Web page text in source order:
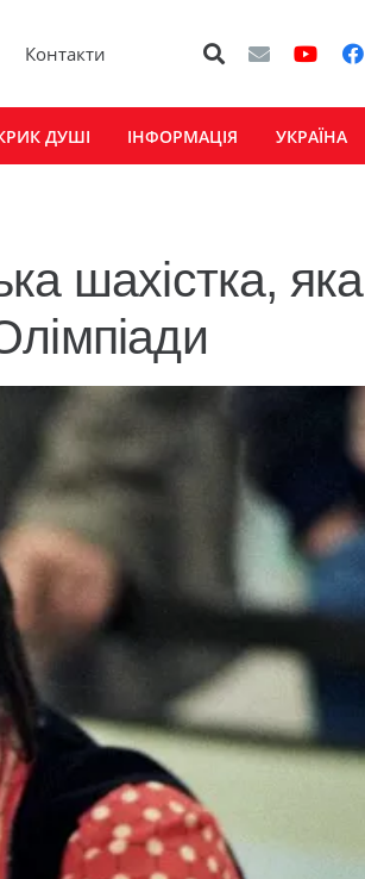
Контакти
ДУШІ ІНФОРМАЦІЯ УКРАЇНА
шахістка, яка